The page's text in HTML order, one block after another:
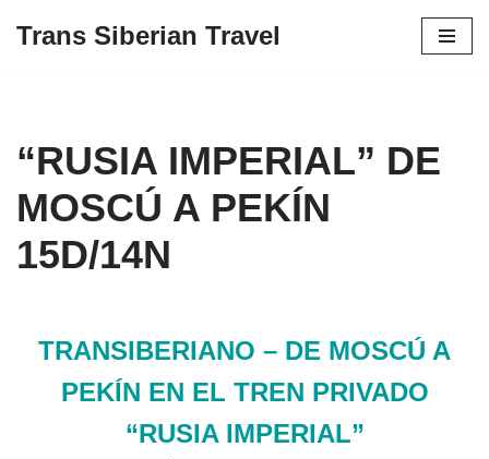
Trans Siberian Travel
“RUSIA IMPERIAL” DE
MOSCÚ A PEKÍN
15D/14N
TRANSIBERIANO – DE MOSCÚ A
PEKÍN EN EL TREN PRIVADO
“RUSIA IMPERIAL”